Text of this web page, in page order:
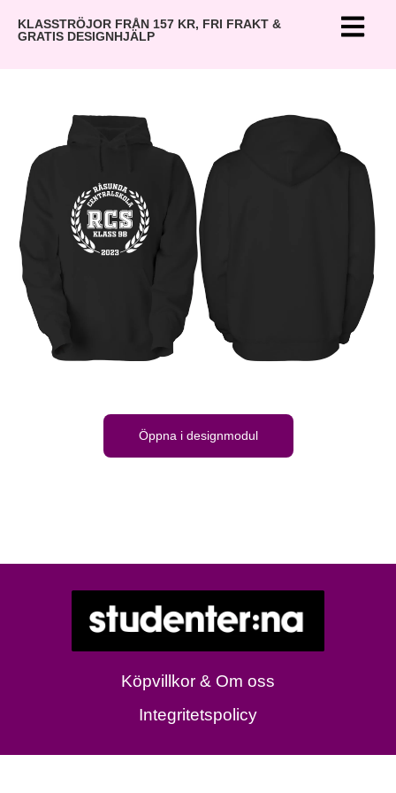
KLASSTRÖJOR FRÅN 157 KR, FRI FRAKT &
GRATIS DESIGNHJÄLP
Öppna i designmodul
Köpvillkor & Om oss
Integritetspolicy